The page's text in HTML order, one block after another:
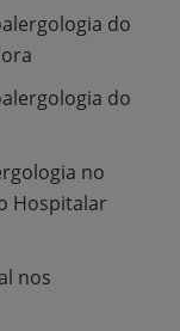
do
do
no
Hospitalar
nos